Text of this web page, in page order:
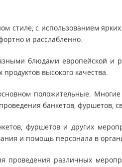
стиле, с использованием
и расслабленно.
блюдами европейской и
высокого качества.
положительные.
банкетов, фуршетов,
фуршетов и других
и помощь персонала в
проведения различных